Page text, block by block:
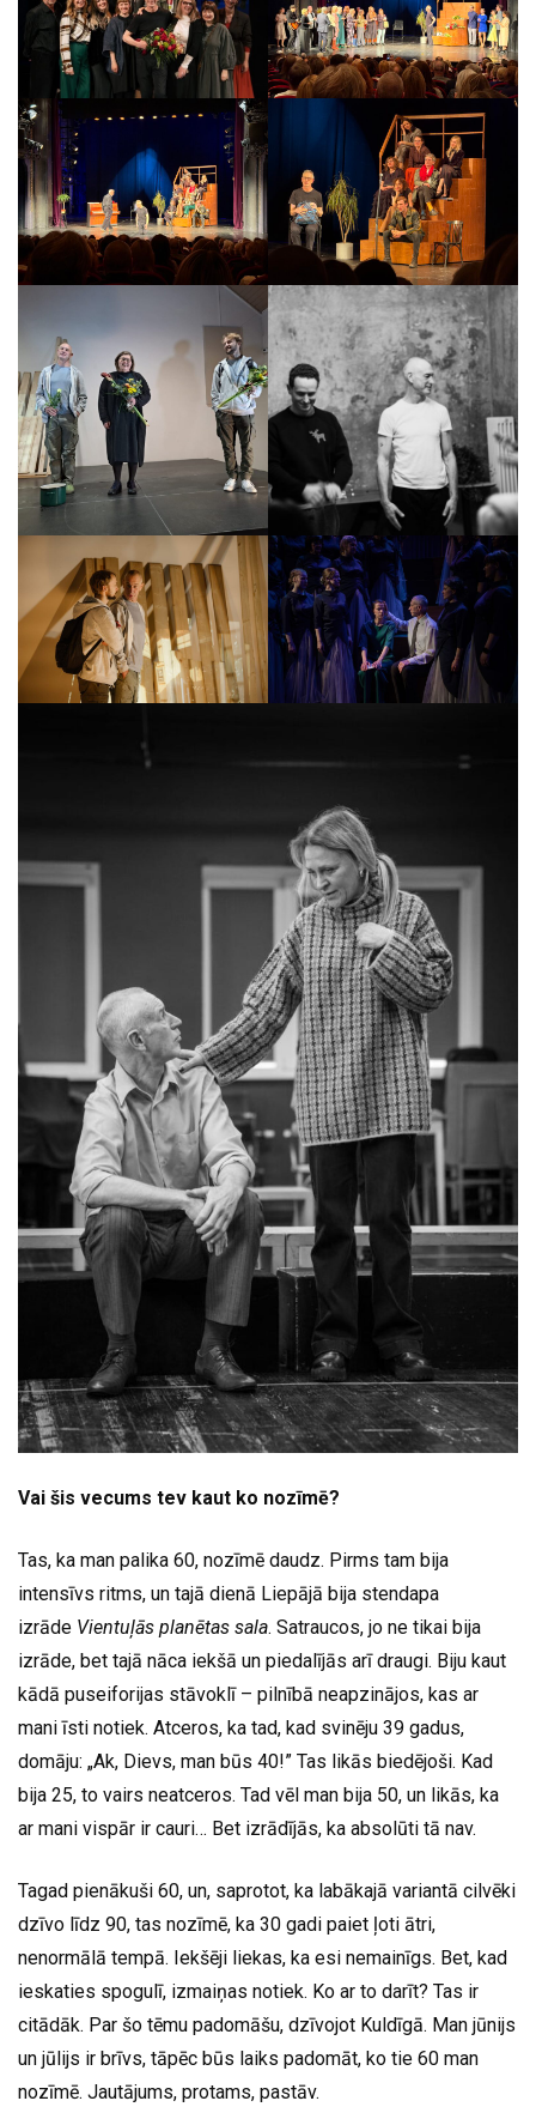
Vai šis vecums tev kaut ko nozīmē?
Tas, ka man palika 60, nozīmē daudz. Pirms tam bija
intensīvs ritms, un tajā dienā Liepājā bija stendapa
izrāde Vientuļās planētas sala. Satraucos, jo ne tikai bija
izrāde, bet tajā nāca iekšā un piedalījās arī draugi. Biju kaut
kādā puseiforijas stāvoklī – pilnībā neapzinājos, kas ar
mani īsti notiek. Atceros, ka tad, kad svinēju 39 gadus,
domāju: „Ak, Dievs, man būs 40!” Tas likās biedējoši. Kad
bija 25, to vairs neatceros. Tad vēl man bija 50, un likās, ka
ar mani vispār ir cauri… Bet izrādījās, ka absolūti tā nav.
Tagad pienākuši 60, un, saprotot, ka labākajā variantā cilvēki
dzīvo līdz 90, tas nozīmē, ka 30 gadi paiet ļoti ātri,
nenormālā tempā. Iekšēji liekas, ka esi nemainīgs. Bet, kad
ieskaties spogulī, izmaiņas notiek. Ko ar to darīt? Tas ir
citādāk. Par šo tēmu padomāšu, dzīvojot Kuldīgā. Man jūnijs
un jūlijs ir brīvs, tāpēc būs laiks padomāt, ko tie 60 man
nozīmē. Jautājums, protams, pastāv.